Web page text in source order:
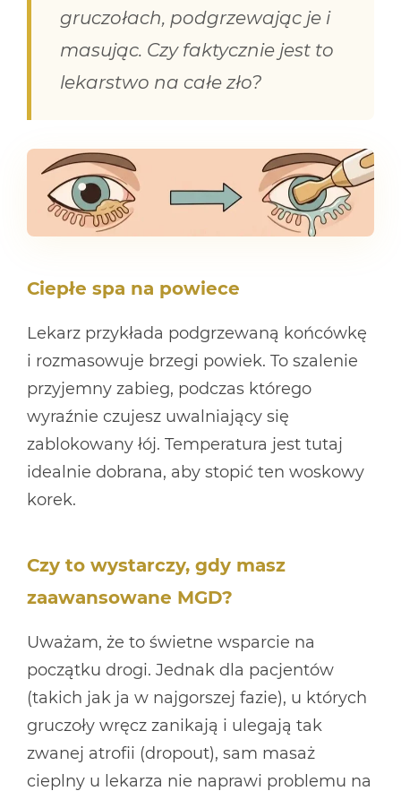
gruczołach, podgrzewając je i
masując. Czy faktycznie jest to
lekarstwo na całe zło?
Ciepłe spa na powiece
Lekarz przykłada podgrzewaną końcówkę
i rozmasowuje brzegi powiek. To szalenie
przyjemny zabieg, podczas którego
wyraźnie czujesz uwalniający się
zablokowany łój. Temperatura jest tutaj
idealnie dobrana, aby stopić ten woskowy
korek.
Czy to wystarczy, gdy masz
zaawansowane MGD?
Uważam, że to świetne wsparcie na
początku drogi. Jednak dla pacjentów
(takich jak ja w najgorszej fazie), u których
gruczoły wręcz zanikają i ulegają tak
zwanej atrofii (dropout), sam masaż
cieplny u lekarza nie naprawi problemu na